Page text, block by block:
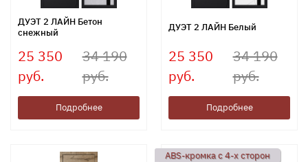
ДУЭТ 2 ЛАЙН Бетон
снежный
25 350
руб.
34 190
руб.
Подробнее
ДУЭТ 2 ЛАЙН Белый
25 350
руб.
34 190
руб.
Подробнее
ABS-кромка с 4-х сторон